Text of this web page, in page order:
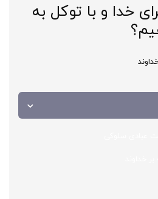
خدا و با توکل به